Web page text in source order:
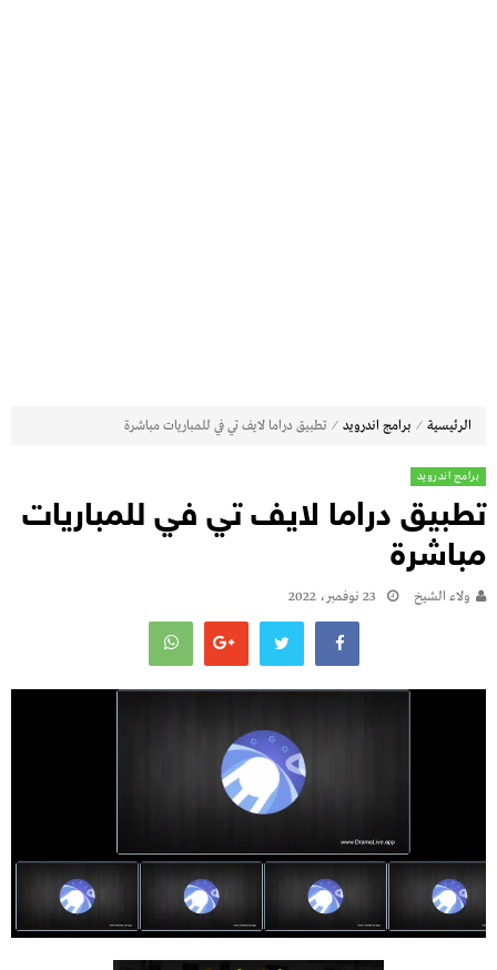
الرئيسية ⁄ برامج اندرويد ⁄ تطبيق دراما لايف تي في للمباريات مباشرة
برامج اندرويد
تطبيق دراما لايف تي في للمباريات
مباشرة
ولاء الشيخ 23 نوفمبر، 2022